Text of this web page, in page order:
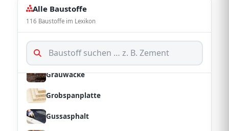
Alle Baustoffe
116 Baustoffe im Lexikon
Glasbaustein
Glasfaserdaemmstoff
Granit
Grauwacke
Grobspanplatte
Gussasphalt